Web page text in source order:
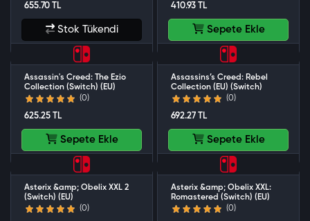
655.70 TL
Stok Tükendi
410.93 TL
Sepete Ekle
Assassin's Creed: The Ezio
Collection (Switch) (EU)
(0)
625.25 TL
Sepete Ekle
Assassins’s Creed: Rebel
Collection (EU) (Switch)
(0)
692.27 TL
Sepete Ekle
Asterix &amp; Obelix XXL 2
(Switch) (EU)
(0)
Asterix &amp; Obelix XXL:
Romastered (Switch) (EU)
(0)